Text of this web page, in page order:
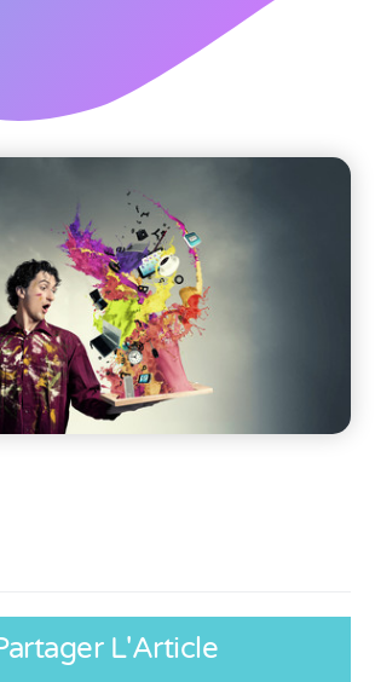
L'Article